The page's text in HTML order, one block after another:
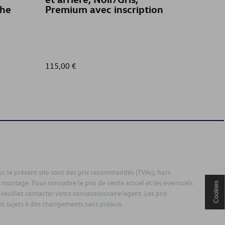
Premium avec inscription
115,00 €
le présent site sont des prix recommandés (TVAc), hors
Pour connaitre le prix de vente actuel et les éventuels
contacter votre concessionnaire/agent. Les prix
sujets à des changements sans préavis.
Cookies